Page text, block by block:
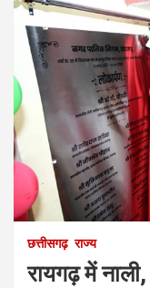
छत्तीसगढ़ राज्य
रायगढ़ में